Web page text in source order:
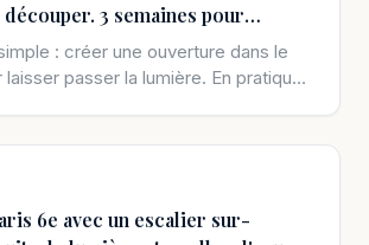
3 semaines pour
: créer une ouverture dans le
passer la lumière. En pratique,
6e avec un escalier sur-